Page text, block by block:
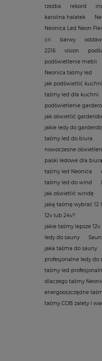
rzeżba rekord
karolina halatek
Neonica Led Neon
cri
barwy
2216 vision
podświetlenie mebli
Neonica taśmy led
jak podświetlić
taśmy led dla kuchni
podświetlenie
jak oświetlić
jakie ledy do
taśmy led do biura
nowoczesne
paski ledowe dla biura
taśmy led Neonica
taśmy led do wind
jak oświetlić windę
jaką taśmę wybrać 12
12v lub 24v?
jakie taśmy lepsze
ledy do sauny
jaka taśma do sauny
profesjonalne ledy do
taśmy led
dlaczego taśmy
energooszczędne
taśmy COB zalety i